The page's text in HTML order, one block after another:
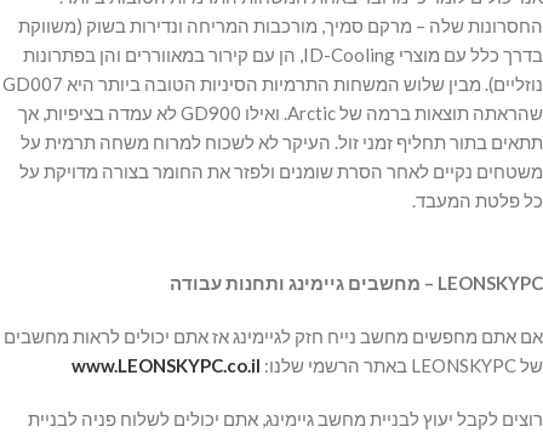
החסרונות שלה – מרקם סמיך, מורכבות המריחה ונדירות בשוק (משווקת
בדרך כלל עם מוצרי ID-Cooling, הן עם קירור במאווררים והן בפתרונות
נוזליים). מבין שלוש המשחות התרמיות הסיניות הטובה ביותר היא GD007
שהראתה תוצאות ברמה של Arctic. ואילו GD900 לא עמדה בציפיות, אך
תתאים בתור תחליף זמני זול. העיקר לא לשכוח למרוח משחה תרמית על
משטחים נקיים לאחר הסרת שומנים ולפזר את החומר בצורה מדויקת על
כל פלטת המעבד.
LEONSKYPC – מחשבים גיימינג ותחנות עבודה
אם אתם מחפשים מחשב נייח חזק לגיימינג אז אתם יכולים לראות מחשבים
של LEONSKYPC באתר הרשמי שלנו:
www.LEONSKYPC.co.il
רוצים לקבל יעוץ לבניית מחשב גיימינג, אתם יכולים לשלוח פניה לבניית